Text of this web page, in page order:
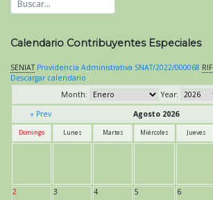
Calendario Contribuyentes Especiales
SENIAT Providencia Administrativa SNAT/2022/000068 RIF
Descargar calendario
Month:
Year:
« Prev
Agosto 2026
Domingo Lunes Martes Miércoles Jueves
2 3 4 5 6